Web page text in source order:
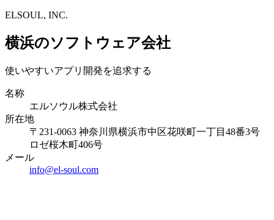
ELSOUL, INC.
横浜のソフトウェア会社
使いやすいアプリ開発を追求する
名称
エルソウル株式会社
所在地
〒231-0063 神奈川県横浜市中区花咲町一丁目48番3号
ロゼ桜木町406号
メール
info@el-soul.com